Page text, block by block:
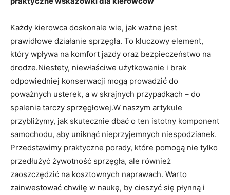
Każdy kierowca doskonale⁣ wie, jak ważne jest
prawidłowe działanie sprzęgła. To kluczowy ⁢element,
który wpływa na komfort jazdy oraz bezpieczeństwo na
drodze.Niestety, niewłaściwe ⁣użytkowanie ⁢i brak
odpowiedniej konserwacji⁢ mogą prowadzić do
poważnych usterek, ⁣a⁢ w skrajnych przypadkach – do‌
spalenia tarczy sprzęgłowej.W naszym ⁣artykule
przybliżymy, jak skutecznie dbać o ten istotny komponent
samochodu,‌ aby uniknąć nieprzyjemnych niespodzianek.
Przedstawimy praktyczne porady,⁣ które pomogą nie‌ tylko
przedłużyć ‍żywotność ⁣sprzęgła, ale również
zaoszczędzić na kosztownych⁤ naprawach. Warto
zainwestować ‍chwilę w naukę,​ by cieszyć ⁤się‌ płynną i